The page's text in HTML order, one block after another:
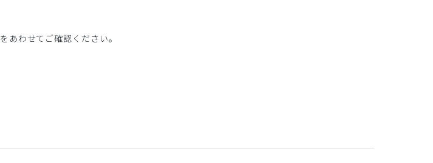
をあわせてご確認ください。